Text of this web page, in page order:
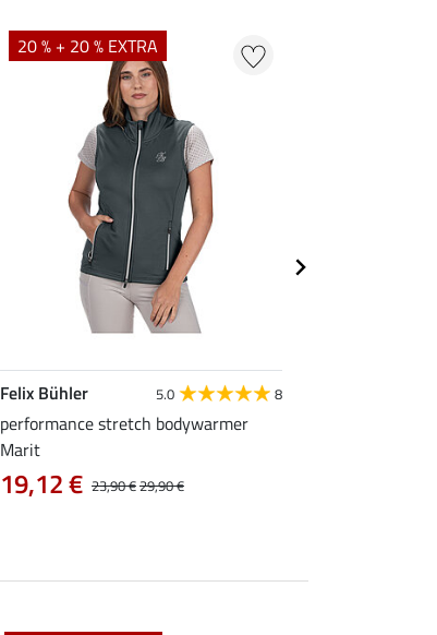
20 % + 20 % EXTRA
Felix Bühler 5.0 8
performance stretch bodywarmer
Marit
23,90 €29,90 €
19,12 €